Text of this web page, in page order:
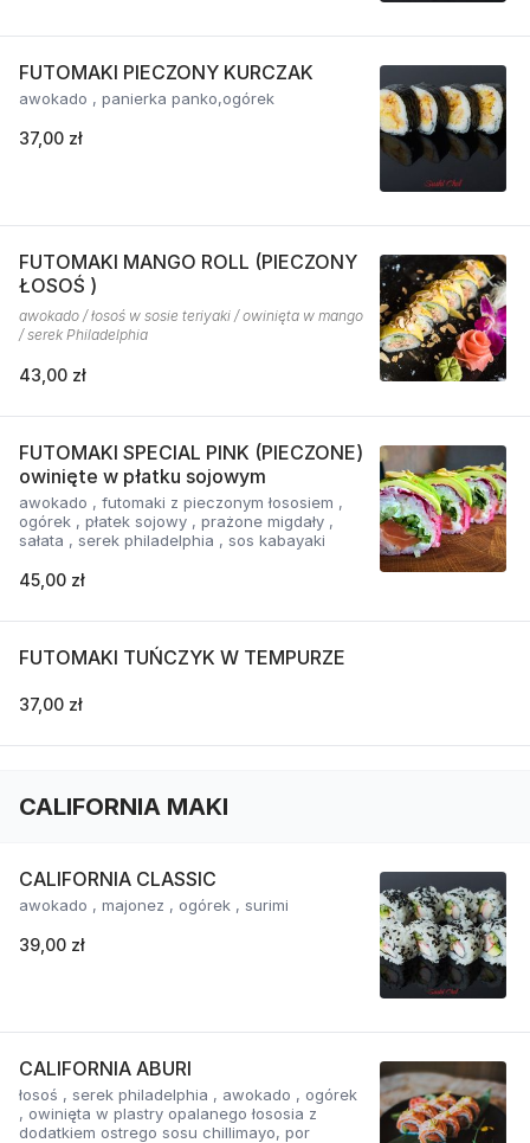
FUTOMAKI PIECZONY KURCZAK
awokado , panierka panko,ogórek
37,00 zł
FUTOMAKI MANGO ROLL (PIECZONY
ŁOSOŚ )
awokado / łosoś w sosie teriyaki / owinięta w mango
/ serek Philadelphia
43,00 zł
FUTOMAKI SPECIAL PINK (PIECZONE)
owinięte w płatku sojowym
awokado , futomaki z pieczonym łososiem ,
ogórek , płatek sojowy , prażone migdały ,
sałata , serek philadelphia , sos kabayaki
45,00 zł
FUTOMAKI TUŃCZYK W TEMPURZE
37,00 zł
CALIFORNIA MAKI
CALIFORNIA CLASSIC
awokado , majonez , ogórek , surimi
39,00 zł
CALIFORNIA ABURI
łosoś , serek philadelphia , awokado , ogórek
, owinięta w plastry opalanego łososia z
dodatkiem ostrego sosu chillimayo, por